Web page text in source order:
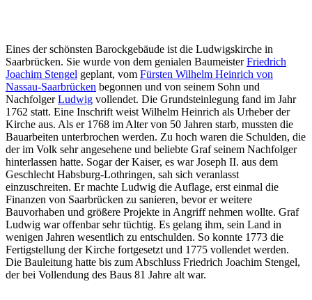
Eines der schönsten Barockgebäude ist die Ludwigskirche in
Saarbrücken. Sie wurde von dem genialen BaumeisterFriedrich
Joachim Stengel geplant, vom Fürsten Wilhelm Heinrich von
Nassau-Saarbrücken begonnen und von seinem Sohn und
NachfolgerLudwig vollendet. Die Grundsteinlegung fand im Jahr
1762 statt. Eine Inschrift weist Wilhelm Heinrich als Urheber der
Kirche aus. Als er 1768 im Alter von 50 Jahren starb, mussten die
Bauarbeiten unterbrochen werden. Zu hoch waren die Schulden, die
der im Volk sehr angesehene und beliebte Graf seinem Nachfolger
hinterlassen hatte. Sogar der Kaiser, es war Joseph II. aus dem
Geschlecht Habsburg-Lothringen, sah sich veranlasst
einzuschreiten. Er machte Ludwig die Auflage, erst einmal die
Finanzen von Saarbrücken zu sanieren, bevor er weitere
Bauvorhaben und größere Projekte in Angriff nehmen wollte. Graf
Ludwig war offenbar sehr tüchtig. Es gelang ihm, sein Land in
wenigen Jahren wesentlich zu entschulden. So konnte 1773 die
Fertigstellung der Kirche fortgesetzt und 1775 vollendet werden.
Die Bauleitung hatte bis zum Abschluss Friedrich Joachim Stengel,
der bei Vollendung des Baus 81 Jahre alt war.